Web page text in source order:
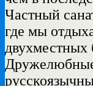
Частный
где мы
двухместных
Дружелюбные